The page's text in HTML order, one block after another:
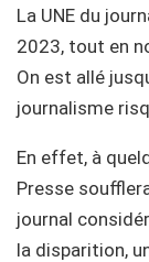
La UNE du
2023, tout en
On est allé
journalisme
En effet, à
Presse
journal
la disparition,